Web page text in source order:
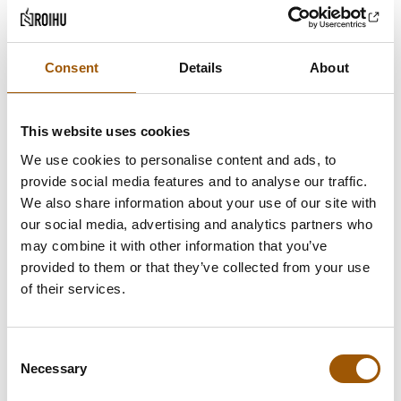
Consent Details About
This website uses cookies
We use cookies to personalise content and ads, to
provide social media features and to analyse our traffic.
We also share information about your use of our site with
our social media, advertising and analytics partners who
may combine it with other information that you’ve
provided to them or that they’ve collected from your use
of their services.
Selection
Necessary
neuvottelukumppani
Neuvottelupöydässä vastassa oli
kokeneita ammattilaisia, joten oli tärkeää,
että myös työnantajan puolella oli vahvaa
osaamista tukena. Haapmanin
mukanaolo toi juridista syvyyttä ja
strategista ajattelua neuvotteluihin, mikä
helpotti Versowoodin omaa
päätöksentekoa.
osapuolilla, myös luottamuksella ja